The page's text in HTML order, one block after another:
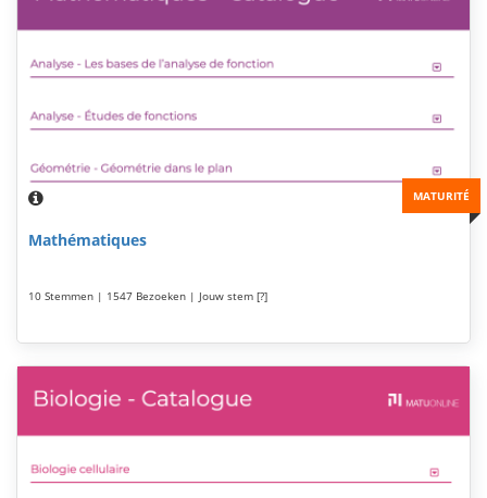
MATURITÉ
Mathématiques
10 Stemmen | 1547 Bezoeken | Jouw stem [?]